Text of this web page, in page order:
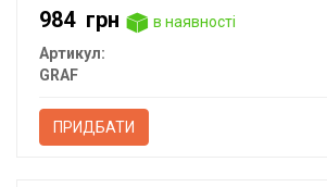
984 грн
в наявності
Артикул:
GRAF
ПРИДБАТИ